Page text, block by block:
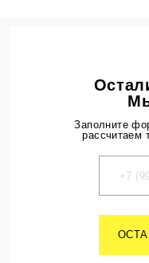
Заполните
рассчитаем